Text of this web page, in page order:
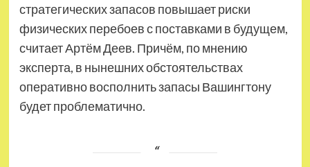
стратегических запасов повышает риски
физических перебоев с поставками в будущем,
считает Артём Деев. Причём, по мнению
эксперта, в нынешних обстоятельствах
оперативно восполнить запасы Вашингтону
будет проблематично.